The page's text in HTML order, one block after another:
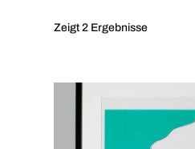
Zeigt2 Ergebnisse